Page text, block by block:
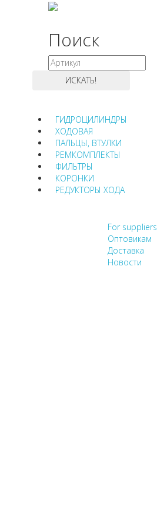
Поиск
ГИДРОЦИЛИНДРЫ
ХОДОВАЯ
ПАЛЬЦЫ, ВТУЛКИ
РЕМКОМПЛЕКТЫ
ФИЛЬТРЫ
КОРОНКИ
РЕДУКТОРЫ ХОДА
For suppliers
Оптовикам
Доставка
Новости